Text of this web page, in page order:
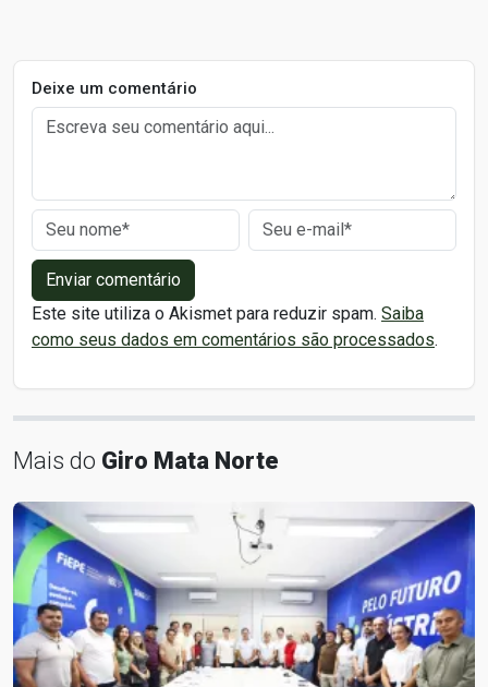
Deixe um comentário
Enviar comentário
Este site utiliza o Akismet para reduzir spam. Saiba
como seus dados em comentários são processados.
Mais do Giro Mata Norte